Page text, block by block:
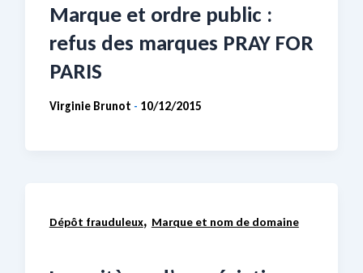
Marque et ordre public :
refus des marques PRAY FOR
PARIS
Virginie Brunot - 10/12/2015
Dépôt frauduleux, Marque et nom de domaine